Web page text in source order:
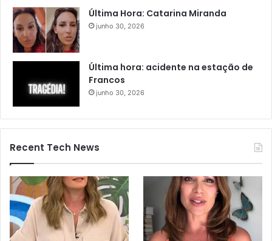
Última Hora: Catarina Miranda
junho 30, 2026
Última hora: acidente na estação de
Francos
junho 30, 2026
Recent Tech News